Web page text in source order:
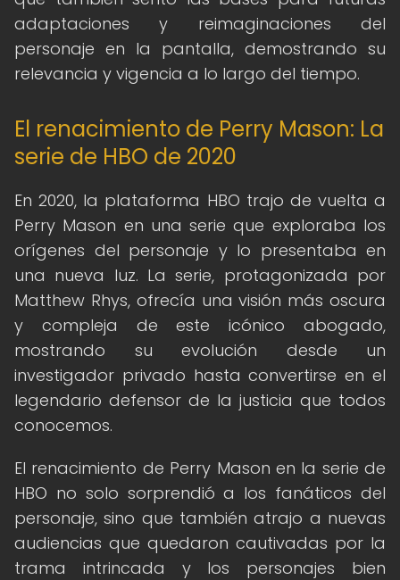
adaptaciones y reimaginaciones del
personaje en la pantalla, demostrando su
relevancia y vigencia a lo largo del tiempo.
El renacimiento de Perry Mason: La
serie de HBO de 2020
En 2020, la plataforma HBO trajo de vuelta a
Perry Mason en una serie que exploraba los
orígenes del personaje y lo presentaba en
una nueva luz. La serie, protagonizada por
Matthew Rhys, ofrecía una visión más oscura
y compleja de este icónico abogado,
mostrando su evolución desde un
investigador privado hasta convertirse en el
legendario defensor de la justicia que todos
conocemos.
El renacimiento de Perry Mason en la serie de
HBO no solo sorprendió a los fanáticos del
personaje, sino que también atrajo a nuevas
audiencias que quedaron cautivadas por la
trama intrincada y los personajes bien